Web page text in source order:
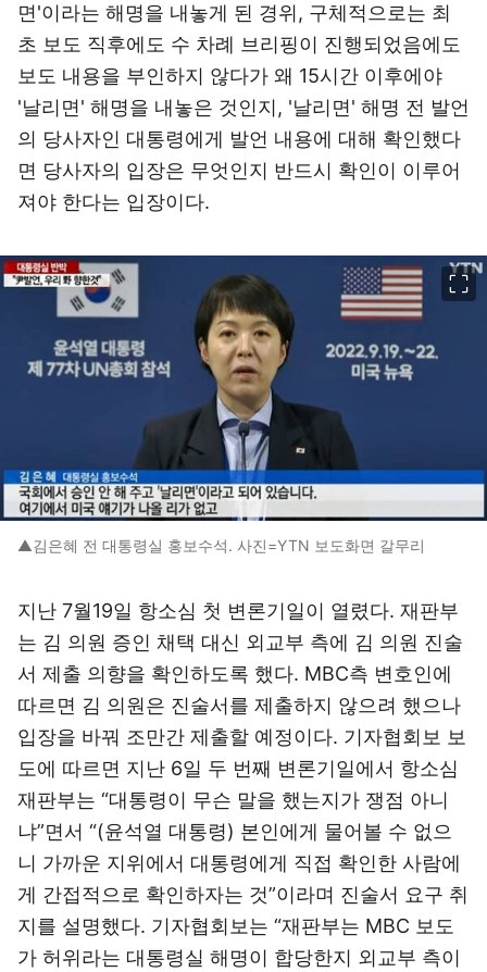
면'이라는 해명을 내놓게 된 경위, 구체적으로는 최
초 보도 직후에도 수 차례 브리핑이 진행되었음에도
보도 내용을 부인하지 않다가 왜 15시간 이후에야
'날리면' 해명을 내놓은 것인지, '날리면' 해명 전 발언
의 당사자인 대통령에게 발언 내용에 대해 확인했다
면 당사자의 입장은 무엇인지 반드시 확인이 이루어
져야 한다는 입장이다.
▲김은혜 전 대통령실 홍보수석. 사진=YTN 보도화면 갈무리
지난 7월19일 항소심 첫 변론기일이 열렸다. 재판부
는 김 의원 증인 채택 대신 외교부 측에 김 의원 진술
서 제출 의향을 확인하도록 했다. MBC측 변호인에
따르면 김 의원은 진술서를 제출하지 않으려 했으나
입장을 바꿔 조만간 제출할 예정이다. 기자협회보 보
도에 따르면 지난 6일 두 번째 변론기일에서 항소심
재판부는 “대통령이 무슨 말을 했는지가 쟁점 아니
냐”면서 “(윤석열 대통령) 본인에게 물어볼 수 없으
니 가까운 지위에서 대통령에게 직접 확인한 사람에
게 간접적으로 확인하자는 것”이라며 진술서 요구 취
지를 설명했다. 기자협회보는 “재판부는 MBC 보도
가 허위라는 대통령실 해명이 합당한지 외교부 측이